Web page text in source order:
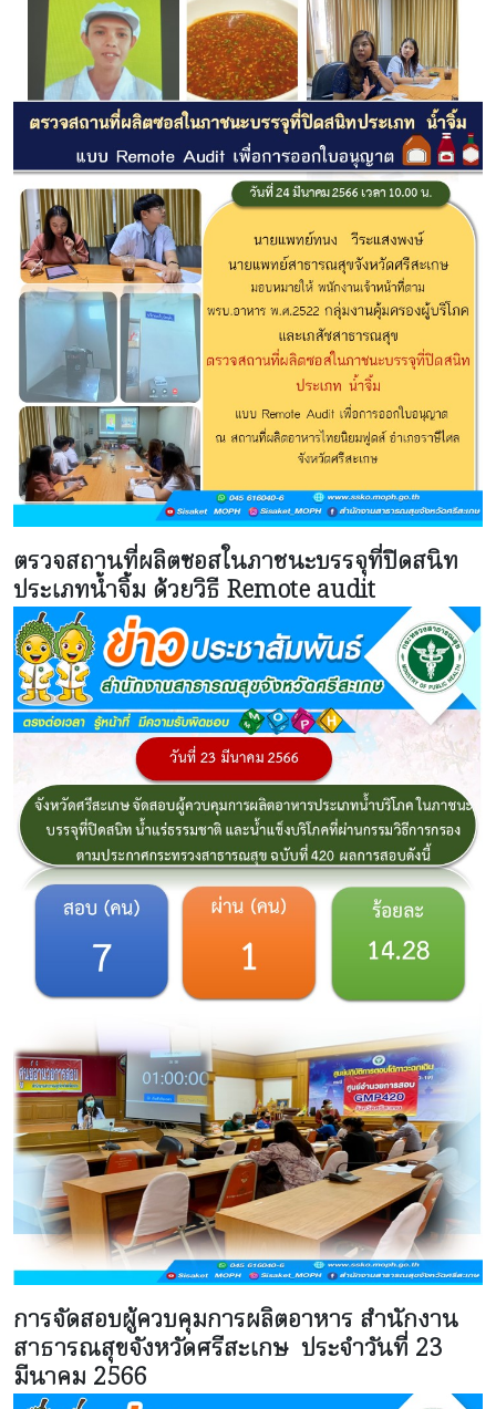
ตรวจสถานที่ผลิตซอสในภาชนะบรรจุที่ปิดสนิท
ประเภทน้ำจิ้ม ด้วยวิธี Remote audit
การจัดสอบผู้ควบคุมการผลิตอาหาร สำนักงาน
สาธารณสุขจังหวัดศรีสะเกษ ประจำวันที่ 23
มีนาคม 2566